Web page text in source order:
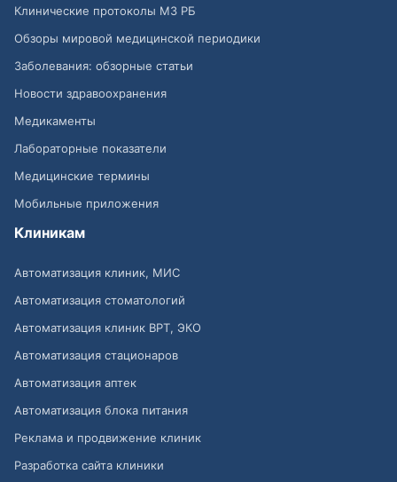
Клинические протоколы МЗ РБ
Обзоры мировой медицинской периодики
Заболевания: обзорные статьи
Новости здравоохранения
Медикаменты
Лабораторные показатели
Медицинские термины
Мобильные приложения
Клиникам
Автоматизация клиник, МИС
Автоматизация стоматологий
Автоматизация клиник ВРТ, ЭКО
Автоматизация стационаров
Автоматизация аптек
Автоматизация блока питания
Реклама и продвижение клиник
Разработка сайта клиники